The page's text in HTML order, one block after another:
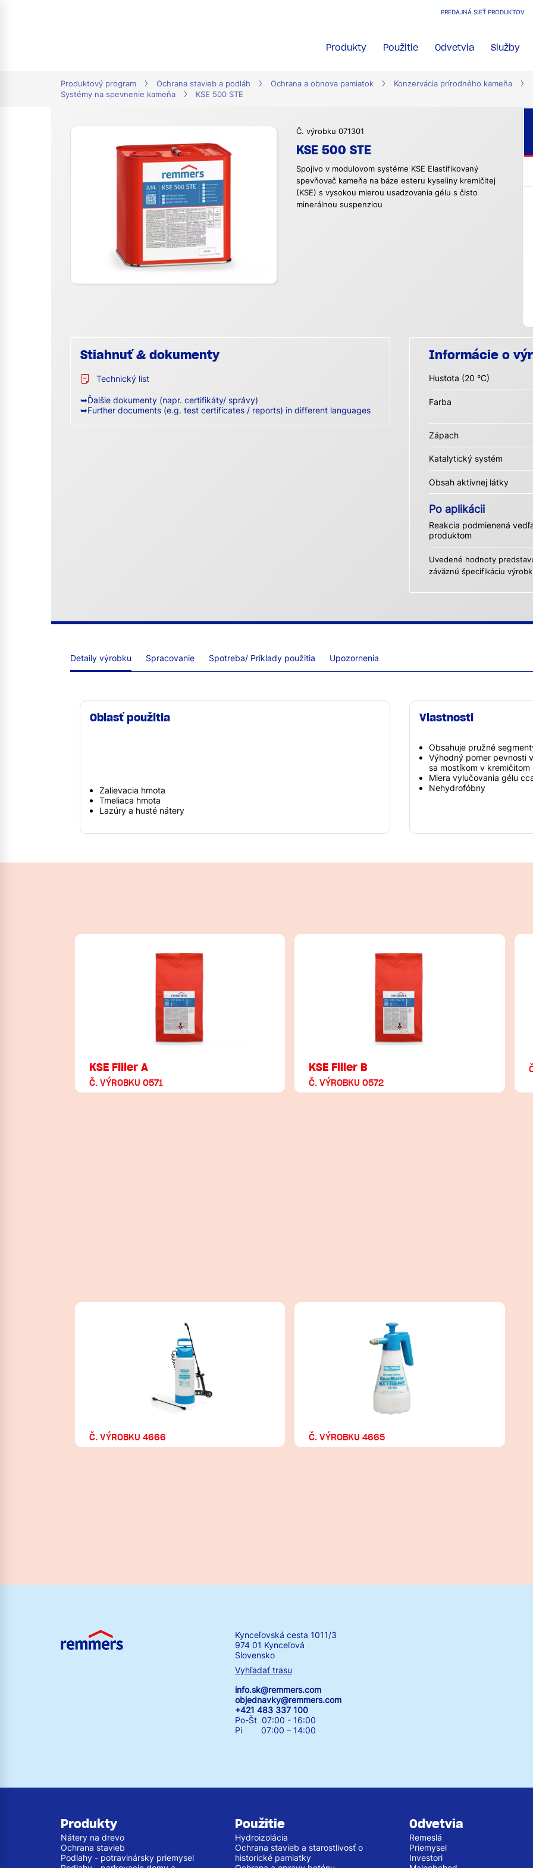
PREDAJNÁ SIEŤ PRODUKTOV
Produkty Použitie Odvetvia Služby
Produktový program Ochrana stavieb a podláh Ochrana a obnova pamiatok
Konzervácia prírodného kameňa
Systémy na spevnenie kameňa
KSE 500 STE
Č. výrobku 071301
KSE 500 STE
Spojivo v modulovom systéme KSE Elastifikovaný
spevňovač kameňa na báze esteru kyseliny kremičitej
(KSE) s vysokou mierou usadzovania gélu s čisto
minerálnou suspenziou
Stiahnuť & dokumenty
Technický list
➥Ďalšie dokumenty (napr. certifikáty/ správy)
➥Further documents (e.g. test certificates / reports) in different languages
Informácie o
Hustota (20 °C)
Farba
Zápach
Katalytický systém
Obsah aktívnej látky
Po aplikácii
Reakcia podmienená
produktom
Uvedené hodnoty
záväznú špecifikáciu
Detaily výrobku Spracovanie Spotreba/ Príklady použitia Upozornenia
Oblasť použitia
Zalievacia hmota
Tmeliaca hmota
Lazúry a husté nátery
Vlastnosti
Obsahuje pružné
Výhodný pomer pevnosti
sa mostíkom v kremičitom
Miera vylučovania gélu
Nehydrofóbny
KSE Filler A
Č. VÝROBKU 0571
KSE Filler B
Č. VÝROBKU 0572
Č. VÝROBKU 4666 Č. VÝROBKU 4665
Kynceľovská cesta 1011/3
974 01 Kynceľová
Slovensko
Vyhľadať trasu
info.sk@remmers.com
objednavky@remmers.com
+421 483 337 100
Po-Št 07:00 - 16:00
Pi 07:00 – 14:00
Produkty
Nátery na drevo
Ochrana stavieb
Podlahy - potravinársky priemysel
Použitie
Hydroizolácia
Ochrana stavieb a starostlivosť o
historické pamiatky
Odvetvia
Remeslá
Priemysel
Investori